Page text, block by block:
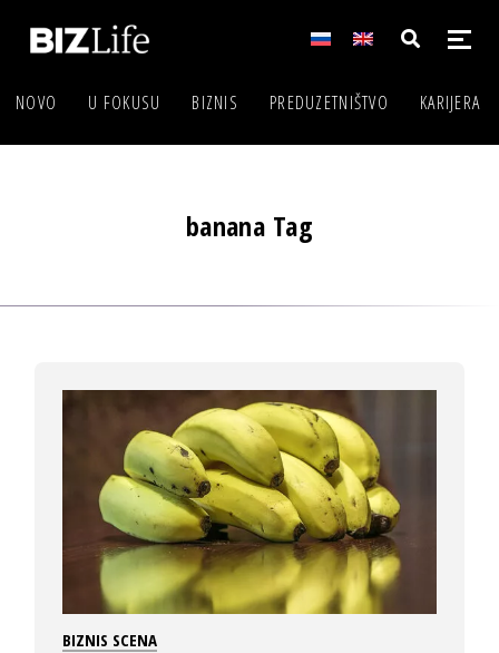
NOVO U FOKUSU BIZNIS PREDUZETNIŠTVO KARIJERA
banana Tag
BIZNIS SCENA